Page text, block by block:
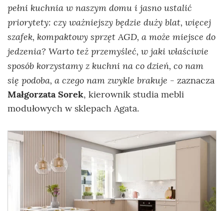
pełni kuchnia w naszym domu i jasno ustalić
priorytety: czy ważniejszy będzie duży blat, więcej
szafek, kompaktowy sprzęt AGD, a może miejsce do
jedzenia? Warto też przemyśleć, w jaki właściwie
sposób korzystamy z kuchni na co dzień, co nam
się podoba, a czego nam zwykle brakuje - zaznacza
Małgorzata Sorek, kierownik studia mebli
modułowych w sklepach Agata.